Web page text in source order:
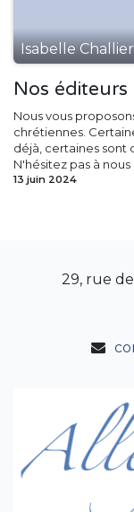
Isabelle Challier
Nos éditeurs
Nous vous
chrétiennes.
déjà, certaines sont
N'hésitez pas à nous
13 juin 2024
29, rue